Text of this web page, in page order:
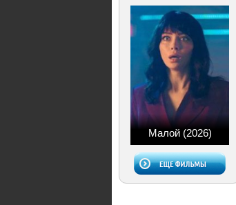
Малой (2026)